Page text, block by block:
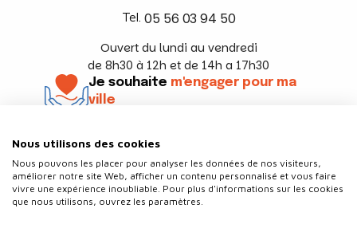
Tel. 05 56 03 94 50
Ouvert du lundi au vendredi
de 8h30 à 12h et de 14h a 17h30
Je souhaite m'engager pour ma
ville
Nous utilisons des cookies
Nous pouvons les placer pour analyser les données de nos visiteurs,
améliorer notre site Web, afficher un contenu personnalisé et vous faire
vivre une expérience inoubliable. Pour plus d'informations sur les cookies
que nous utilisons, ouvrez les paramètres.